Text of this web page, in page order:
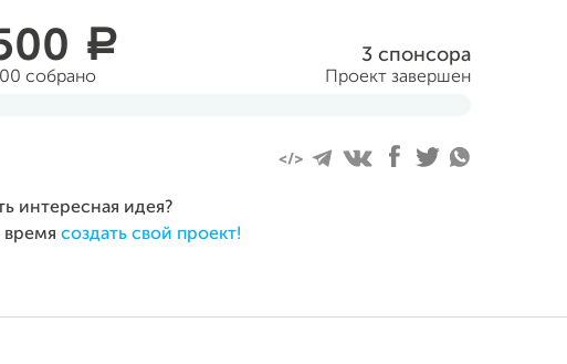
a
собрано
3 спонсора
Проект завершен
интересная идея?
время создать свой проект!